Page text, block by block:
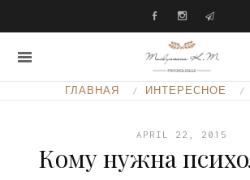
ГЛАВНАЯ ИНТЕРЕСНОЕ
APRIL 22, 2015
Кому нужна